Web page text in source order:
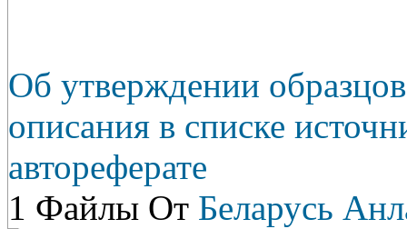
Об утверждении
описания в списке
автореферате
1 Файлы От Беларусь